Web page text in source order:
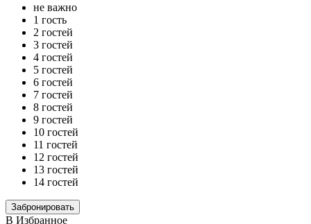
не важно
1 гость
2 гостей
3 гостей
4 гостей
5 гостей
6 гостей
7 гостей
8 гостей
9 гостей
10 гостей
11 гостей
12 гостей
13 гостей
14 гостей
В Избранное